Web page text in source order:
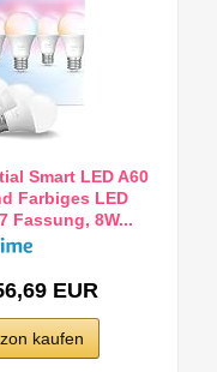
Smart LED A60
Farbiges LED
Fassung, 8W...
EUR
kaufen